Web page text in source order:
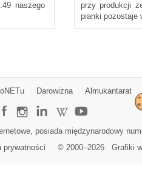
naszego
przy produkcji
pianki pozostaje
Darowizna Almukantarat
posiada międzynarodowy
prywatności © 2000–2026 Grafiki